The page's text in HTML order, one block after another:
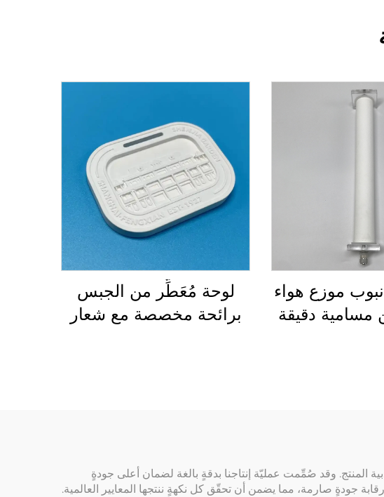
موزع هواء
مسامية دقيقة
لوحة مُعَطِّر من الجبس
برائحة مخصصة مع شعار
المنتج. وقد صُمِّمت عمليّة إنتاجنا بدقةٍ بالغة لضمان أعلى جودةٍ
جودةٍ صارمة، مما يضمن أن تحقّق كل نكهةٍ ننتجها المعايير العالمية.